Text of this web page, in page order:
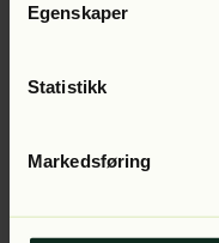
Egenskaper
Statistikk
Markedsføring
Johnson399kr